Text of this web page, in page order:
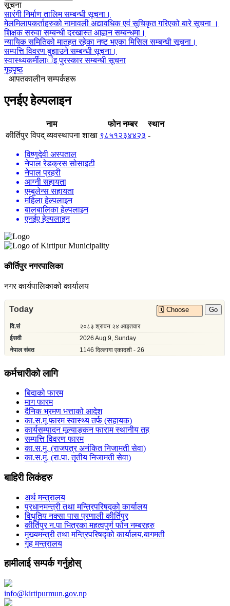
सूचना
सारंगी निर्माण तालिम सम्बन्धी सूचना।
मेलमिलापकर्ताहरुको नामावली अद्यावधिक एवं सूचिकृत गरिएको बारे सूचना ।
शिक्षक सरुवा सम्बन्धी दरखास्त आह्वान सम्बन्धमा।
न्यायिक समितिको मातहत रहेका नष्ट भएका मिसिल सम्बन्धी सूचना।
सम्पत्ति विवरण बुझाउने सम्बन्धी सूचना।
स्वास्थ्यकर्मीलार्इ पुरस्कार सम्बन्धी सूचना
गृहपृष्ठ
आपतकालीन सम्पर्कहरू
एनईए हेल्पलाइन
नाम फोन नम्बर
स्थान
कीर्तिपुर विपद् व्यवस्थापना शाखा ९८५१२३४४२३ -
विष्णुदेवी अस्पताल
नेपाल रेडक्रस सोसाइटी
नेपाल प्रहरी
आग्नी सहायता
एम्बुलेन्स सहायता
महिला हेल्पलाइन
बालबालिका हेल्पलाइन
एनईए हेल्पलाइन
कीर्तिपुर नगरपालिका
नगर कार्यपालिकाको कार्यालय
कर्मचारीको लागि
बिदाको फारम
माग फारम
दैनिक भ्रमण भत्ताको आदेश
का.स.मू फारम स्वास्थ्य तर्फ (सहायक)
कार्यसम्पादन मूल्याङ्कन फाराम स्थानीय तह
सम्पत्ति विवरण फारम
का.स.मु. (राजपत्र अनंकित निजामती सेवा)
का.स.मु. (रा.पा. तृतीय निजामती सेवा)
बाहिरी लिकंहरु
अर्थ मन्त्रालय
प्रधानमन्त्री तथा मन्त्रिपरिषद्को कार्यालय
विधुतिय नक्सा पास प्रणाली कीर्तिपुर
कीर्तिपुर न.पा भित्रका महत्वपुर्ण फोन नम्बरहरु
मुख्यमन्त्री तथा मन्त्रिपरिषद्को कार्यालय,बागमती
गृह मन्त्रालय
हामीलाई सम्पर्क गर्नुहोस्
info@kirtipurmun.gov.np